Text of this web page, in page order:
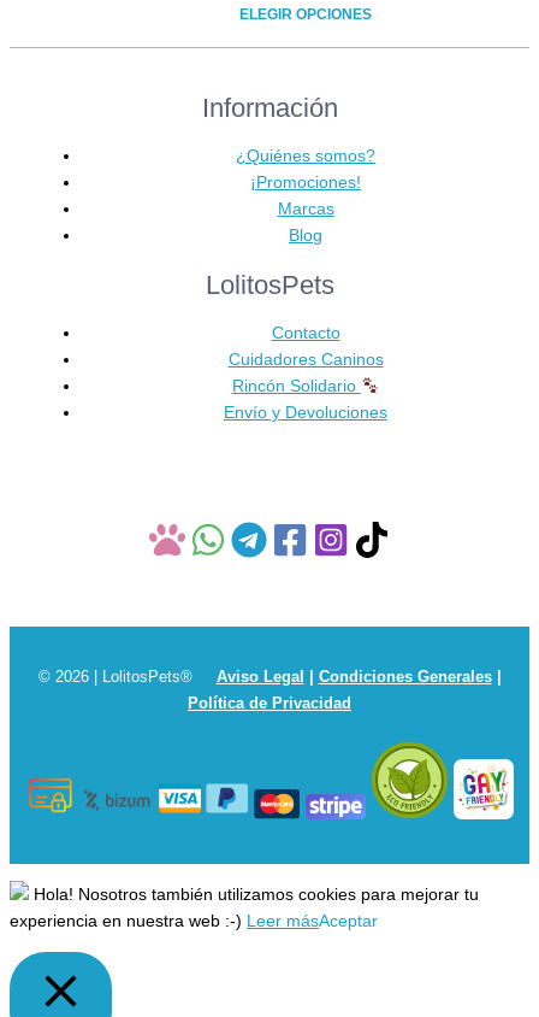
ELEGIR OPCIONES
Este
tiene
variantes.
Las
opciones
se
elegir
la
página
de
producto
Información
¿Quiénes somos?
¡Promociones!
Marcas
Blog
LolitosPets
Contacto
Cuidadores Caninos
Rincón Solidario
Envío y Devoluciones
© 2026 | LolitosPets® Aviso Legal | Condiciones Generales|
Política de Privacidad
Hola! Nosotros también utilizamos cookies para mejorar tu
experiencia en nuestra web :-) Leer másAceptar